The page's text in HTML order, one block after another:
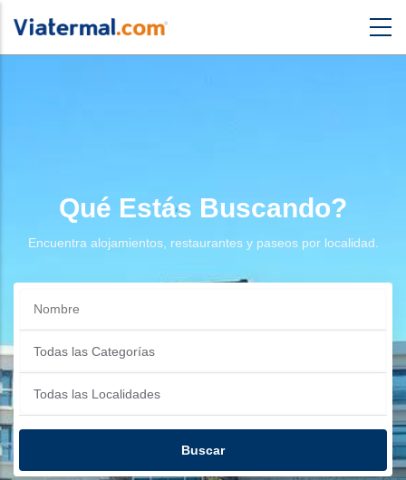
Qué Estás Buscando?
Encuentra alojamientos, restaurantes y paseos por localidad.